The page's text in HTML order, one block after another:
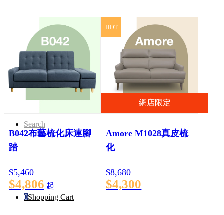
Menu Menu
Search
0Shopping Cart
B042布藝梳化床連腳
踏
$5,460
$4,806 起
HOT
網店限定
Amore M1028真皮梳
化
$8,680
$4,300